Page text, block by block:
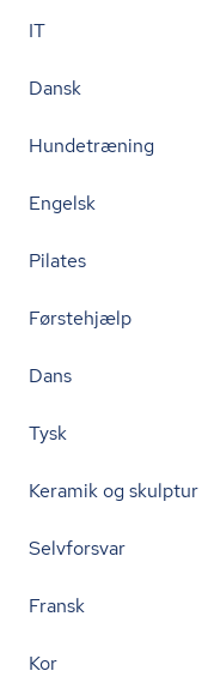
IT
Dansk
Hundetræning
Engelsk
Pilates
Førstehjælp
Dans
Tysk
Keramik og skulptur
Selvforsvar
Fransk
Kor